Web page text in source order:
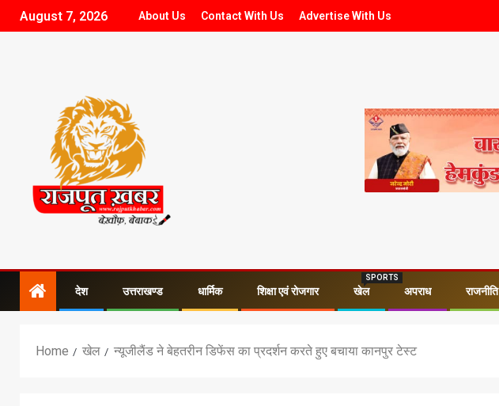
August 7, 2026 About Us Contact With Us Advertise With Us
देश उत्तराखण्ड धार्मिक शिक्षा एवं रोजगार खेल
SPORTS
अपराध राजनीति
Home खेल न्यूजीलैंड ने बेहतरीन डिफेंस का प्रदर्शन करते हुए बचाया कानपुर टेस्ट